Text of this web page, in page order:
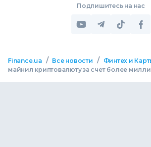
Подпишитесь на нас
Finance.ua / Все новости / Финтех и
майнил криптовалюту за счет более